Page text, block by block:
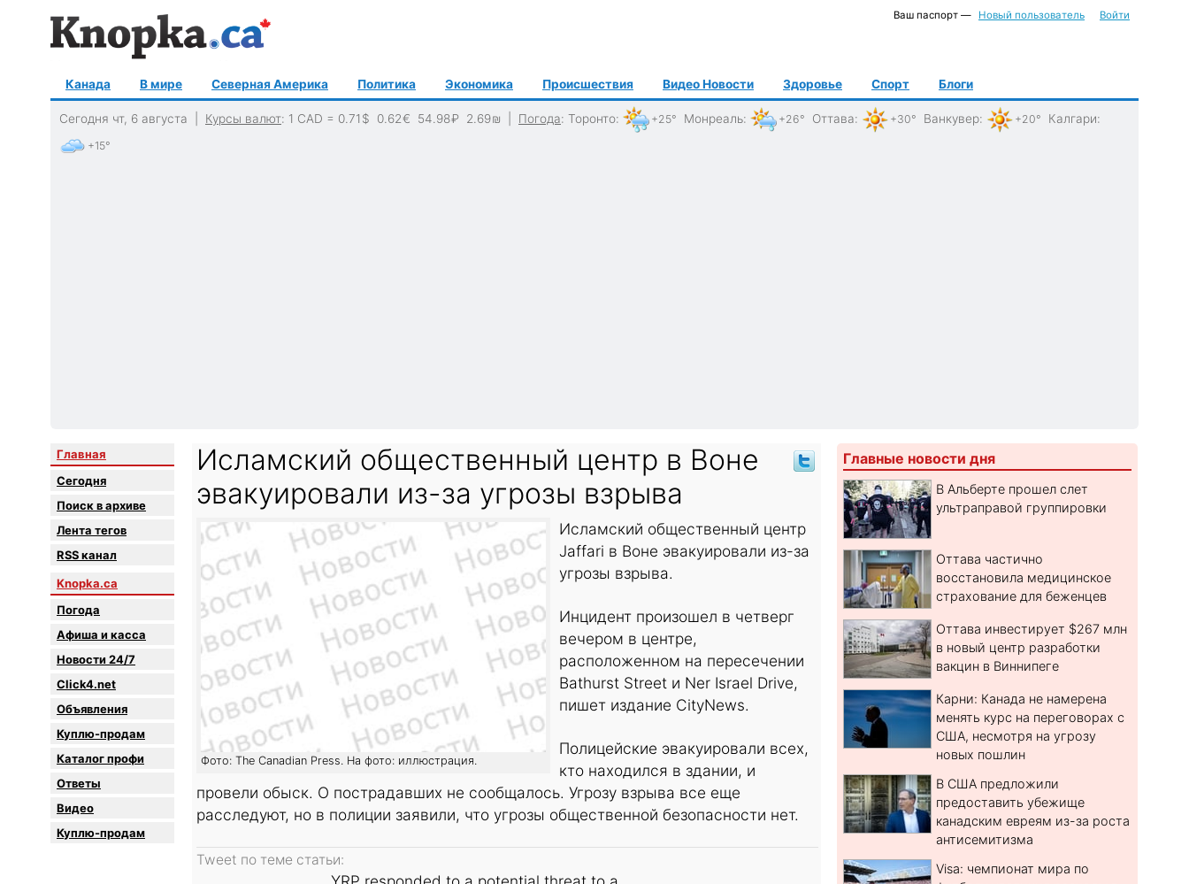
Ваш паспорт — Новый пользователь Войти
Канада В мире Северная Америка Политика Экономика Происшествия Видео Новости Здоровье Спорт Блоги
Сегодня чт, 6 августа | Курсы валют: 1 CAD = 0.71 $ 0.62€ 54.98₽ 2.69₪ Погода: Торонто: +25° Монреаль: +26° Оттава: +30° Ванкувер: +20° Калгари:
+15°
Главная
Сегодня
Поиск в архиве
Лента тегов
RSS канал
Knopka.ca
Погода
Афиша и касса
Новости 24/7
Click4.net
Объявления
Куплю-продам
Каталог профи
Oтветы
Видео
Куплю-продам
Исламский общественный центр в Воне
эвакуировали из-за угрозы взрыва
Фото: The Canadian Press. На фото: иллюстрация.
Исламский общественный центр
Jaffari в Воне эвакуировали из-за
угрозы взрыва.
Инцидент произошел в четверг
вечером в центре,
расположенном на пересечении
Bathurst Street и Ner Israel Drive,
пишет издание CityNews.
Полицейские эвакуировали всех,
кто находился в здании, и
провели обыск. О пострадавших не сообщалось. Угрозу взрыва все еще
расследуют, но в полиции заявили, что угрозы общественной безопасности нет.
Главные новости дня
В Альберте прошел слет
ультраправой группировки
Оттава частично
восстановила медицинское
страхование для беженцев
Оттава инвестирует $267 млн
в новый центр разработки
вакцин в Виннипеге
Карни: Канада не намерена
менять курс на переговорах с
США, несмотря на угрозу
новых пошлин
В США предложили
предоставить убежище
канадским евреям из-за роста
антисемитизма
Visa: чемпионат мира по